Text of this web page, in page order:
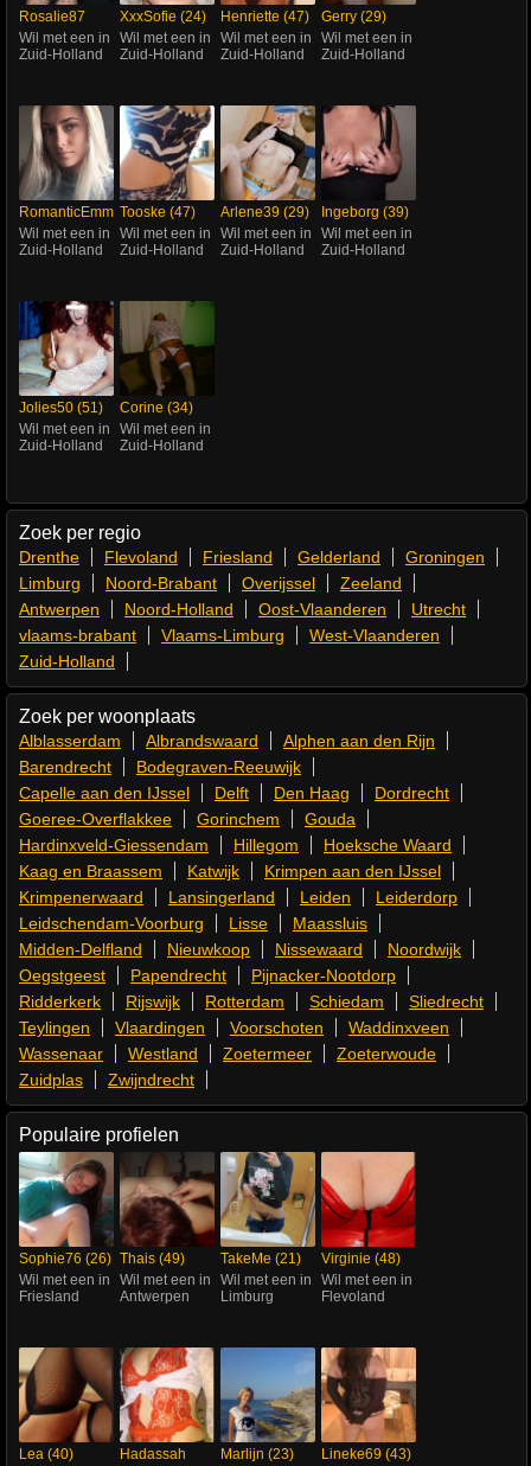
Rosalie87
(27)
Wil met een in
Zuid-Holland
XxxSofie (24)
Wil met een in
Zuid-Holland
Henriette (47)
Wil met een in
Zuid-Holland
Gerry (29)
Wil met een in
Zuid-Holland
RomanticEmma
(25)
Wil met een in
Zuid-Holland
Tooske (47)
Wil met een in
Zuid-Holland
Arlene39 (29)
Wil met een in
Zuid-Holland
Ingeborg (39)
Wil met een in
Zuid-Holland
Jolies50 (51)
Wil met een in
Zuid-Holland
Corine (34)
Wil met een in
Zuid-Holland
Zoek per regio
Drenthe Flevoland Friesland Gelderland
Groningen
Limburg
Noord-Brabant Overijssel
Zeeland
Antwerpen
Noord-Holland Oost-Vlaanderen
Utrecht
vlaams-brabant
Vlaams-Limburg
West-Vlaanderen
Zuid-Holland
Zoek per woonplaats
Alblasserdam Albrandswaard
Alphen aan den Rijn
Barendrecht
Bodegraven-Reeuwijk
Capelle aan den IJssel
Delft Den Haag
Dordrecht
Goeree-Overflakkee
Gorinchem
Gouda
Hardinxveld-Giessendam
Hillegom
Hoeksche Waard
Kaag en Braassem
Katwijk
Krimpen aan den IJssel
Krimpenerwaard
Lansingerland Leiden
Leiderdorp
Leidschendam-Voorburg
Lisse
Maassluis
Midden-Delfland
Nieuwkoop Nissewaard
Noordwijk
Oegstgeest
Papendrecht
Pijnacker-Nootdorp
Ridderkerk
Rijswijk Rotterdam Schiedam
Sliedrecht
Teylingen
Vlaardingen Voorschoten
Waddinxveen
Wassenaar
Westland Zoetermeer
Zoeterwoude
Zuidplas
Zwijndrecht
Populaire profielen
Sophie76 (26)
Wil met een in
Friesland
Thais (49)
Wil met een in
Antwerpen
TakeMe (21)
Wil met een in
Limburg
Virginie (48)
Wil met een in
Flevoland
Lea (40)
Hadassah
Marlijn (23) Lineke69 (43)